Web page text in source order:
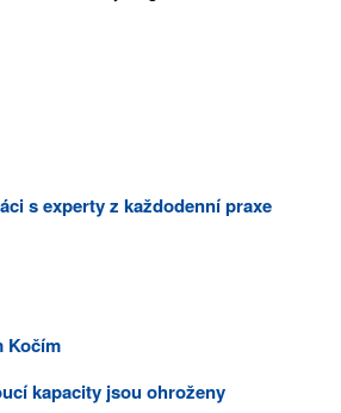
s experty z každodenní praxe
Kočím
kapacity jsou ohroženy